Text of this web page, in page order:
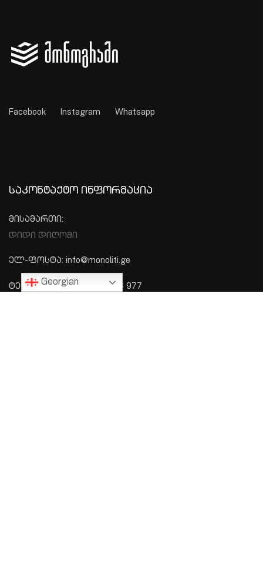
Facebook Instagram Whatsapp
ᲡᲐᲙᲝᲜᲢᲐᲥᲢᲝ ᲘᲜᲤᲝᲠᲛᲐᲪᲘᲐ
მისამართი:
დიდი დიღომი
ელ-ფოსტა: info@monoliti.ge
ტელეფონი: +995 577 576 977
Georgian